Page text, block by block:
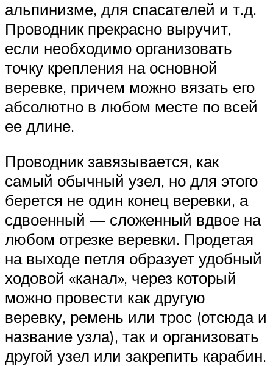
альпинизме, для спасателей и т.д.
Проводник прекрасно выручит,
если необходимо организовать
точку крепления на основной
веревке, причем можно вязать его
абсолютно в любом месте по всей
ее длине.
Проводник завязывается, как
самый обычный узел, но для этого
берется не один конец веревки, а
сдвоенный — сложенный вдвое на
любом отрезке веревки. Продетая
на выходе петля образует удобный
ходовой «канал», через который
можно провести как другую
веревку, ремень или трос (отсюда и
название узла), так и организовать
другой узел или закрепить карабин.